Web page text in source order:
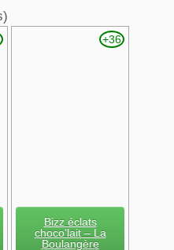
+36
Bizz éclats
choco’lait – La
Boulangère